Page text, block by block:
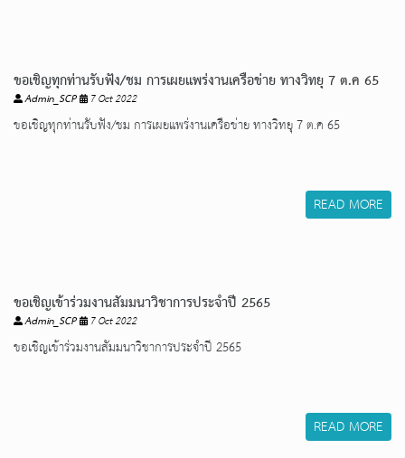
ขอเชิญทุกท่านรับฟัง/ชม การเผยแพร่งานเครือข่าย ทางวิทยุ 7 ต.ค 65
Admin_SCP 7 Oct 2022
ขอเชิญทุกท่านรับฟัง/ชม การเผยแพร่งานเครือข่าย ทางวิทยุ 7 ต.ค 65
READ MORE
ขอเชิญเข้าร่วมงานสัมมนาวิชาการประจำปี 2565
Admin_SCP 7 Oct 2022
ขอเชิญเข้าร่วมงานสัมมนาวิชาการประจำปี 2565
READ MORE